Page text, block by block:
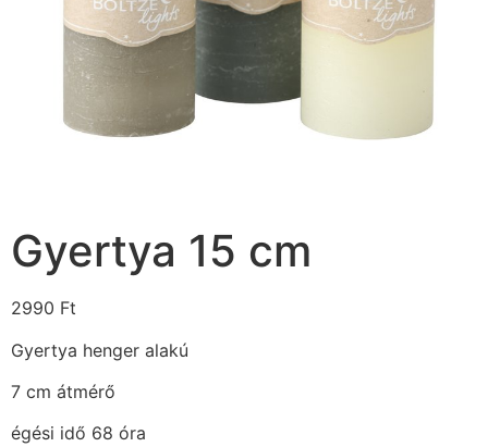
Gyertya 15 cm
2990 Ft
Gyertya henger alakú
7 cm átmérő
égési idő 68 óra